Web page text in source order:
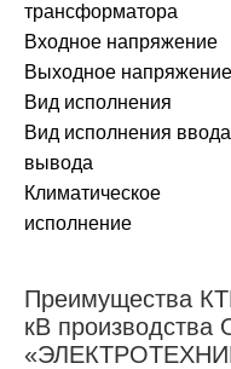
трансформатора
Входное напряжение
Выходное напряжение
Вид исполнения
Вид исполнения
вывода
Климатическое
исполнение
Преимущества
кВ